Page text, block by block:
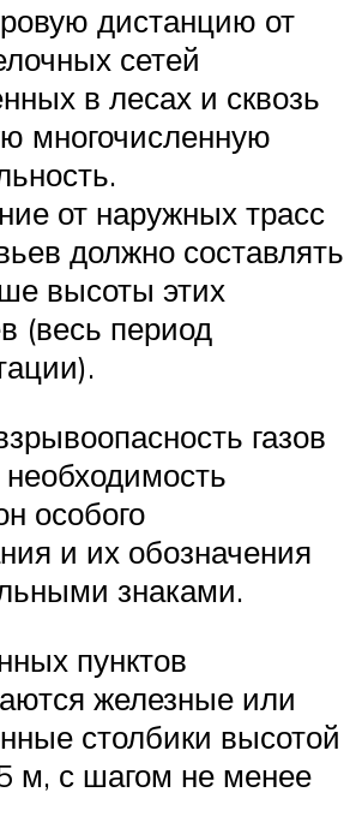
дистанцию от
сетей
в лесах и сквозь
многочисленную
от наружных трасс
должно составлять
высоты этих
(весь период
газов
особого
и их обозначения
знаками.
пунктов
железные или
столбики высотой
м, с шагом не менее